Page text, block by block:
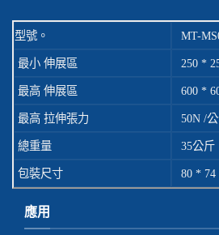
型號。 MT-
最小 伸展區 250 *
最高 伸展區 600 *
最高 拉伸張力 50N /
總重量 35公斤
包裝尺寸 80 *
應用